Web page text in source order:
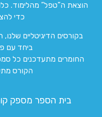
הוצאת ה”טפל” מהלימוד.
כדי
בקורסים הדיגיטליים
ביחד עם
החומרים מתעדכנים כל
הקורס
בית הספר מספק